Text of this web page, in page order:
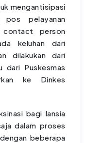
mengantisipasi
pelayanan
contact person
keluhan dari
dilakukan dari
dari Puskesmas
ke Dinkes
bagi lansia
dalam proses
beberapa